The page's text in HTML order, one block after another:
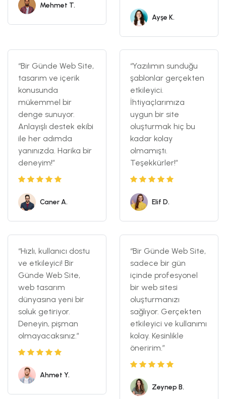
Mehmet T.
Ayşe K.
“Bir Günde Web Site,
tasarım ve içerik
konusunda
mükemmel bir
denge sunuyor.
Anlayışlı destek ekibi
ile her adımda
yanınızda. Harika bir
deneyim!”
Caner A.
“Yazılımın sunduğu
şablonlar gerçekten
etkileyici.
İhtiyaçlarımıza
uygun bir site
oluşturmak hiç bu
kadar kolay
olmamıştı.
Teşekkürler!”
Elif D.
“Hızlı, kullanıcı dostu
ve etkileyici! Bir
Günde Web Site,
web tasarım
dünyasına yeni bir
soluk getiriyor.
Deneyin, pişman
olmayacaksınız.”
Ahmet Y.
“Bir Günde Web Site,
sadece bir gün
içinde profesyonel
bir web sitesi
oluşturmanızı
sağlıyor. Gerçekten
etkileyici ve kullanımı
kolay. Kesinlikle
öneririm.”
Zeynep B.